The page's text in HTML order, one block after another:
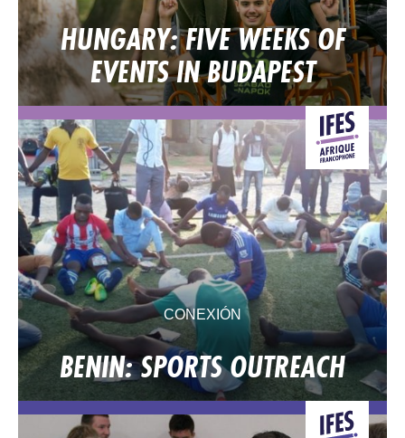
HUNGARY: FIVE WEEKS OF
EVENTS IN BUDAPEST
CONEXIÓN
BENIN: SPORTS OUTREACH